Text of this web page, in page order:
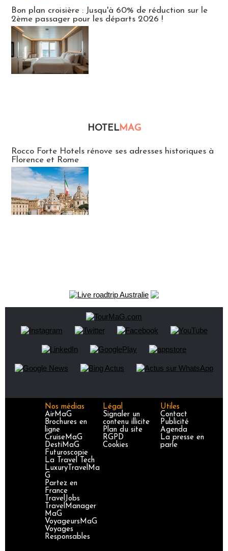
Bon plan croisière : Jusqu'à 60% de réduction sur le
2ème passager pour les départs 2026 !
HOTELMAG
Rocco Forte Hotels rénove ses adresses historiques à
Florence et Rome
Nos médias
AirMaG
Brochures en
ligne
CruiseMaG
DestiMaG
Futuroscopie
La Travel Tech
LuxuryTravelMa
G
Partez en
France
TravelJobs
TravelManager
MaG
VoyageursMaG
Voyages
Responsables
Légal
Signaler un
contenu illicite
Plan du site
RGPD
Cookies
Utiles
Contact
Publicité
Agenda
La presse en
parle